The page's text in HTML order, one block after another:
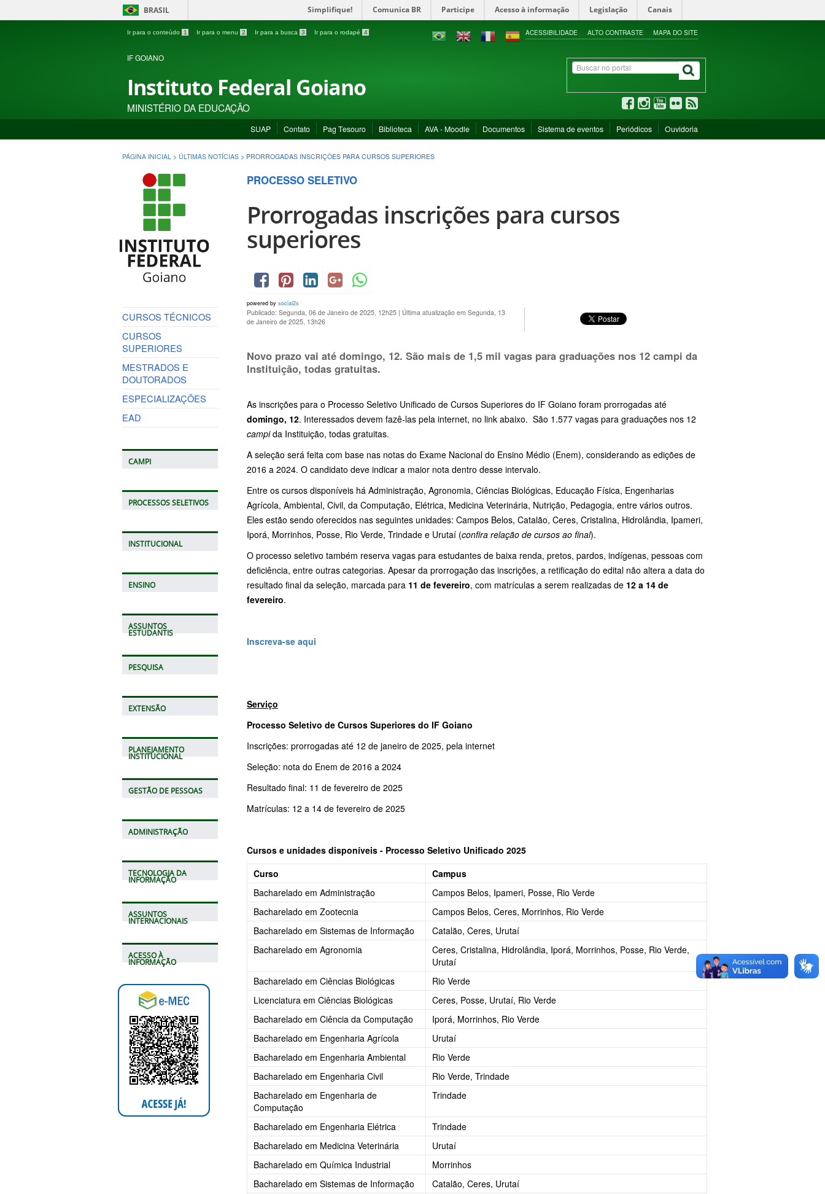
BRASIL Simplifique! Comunica BR Participe Acesso à informação Legislação Canais
Ir para o conteúdo 1 Ir para o menu 2 Ir para a busca 3 Ir para o rodapé 4 ACESSIBILIDADE ALTO CONTRASTE MAPA DO SITE
IF GOIANO
Instituto Federal Goiano
MINISTÉRIO DA EDUCAÇÃO
SUAP Contato Pag Tesouro Biblioteca AVA - Moodle Documentos Sistema de eventos Periódicos Ouvidoria
PÁGINA INICIAL > ÚLTIMAS NOTÍCIAS > PRORROGADAS INSCRIÇÕES PARA CURSOS SUPERIORES
CURSOS TÉCNICOS
CURSOS
SUPERIORES
MESTRADOS E
DOUTORADOS
ESPECIALIZAÇÕES
EAD
CAMPI
PROCESSOS SELETIVOS
INSTITUCIONAL
ENSINO
ASSUNTOS
ESTUDANTIS
PESQUISA
EXTENSÃO
PLANEJAMENTO
INSTITUCIONAL
GESTÃO DE PESSOAS
ADMINISTRAÇÃO
TECNOLOGIA DA
INFORMAÇÃO
ASSUNTOS
INTERNACIONAIS
ACESSO À
INFORMAÇÃO
PROCESSO SELETIVO
Prorrogadas inscrições para cursos
superiores
powered by social2s
Publicado: Segunda, 06 de Janeiro de 2025, 12h25 | Última atualização em Segunda, 13
de Janeiro de 2025, 13h26
Novo prazo vai até domingo, 12. São mais de 1,5 mil vagas para graduações nos 12 campi da
Instituição, todas gratuitas.
As inscrições para o Processo Seletivo Unificado de Cursos Superiores do IF Goiano foram prorrogadas até
domingo, 12. Interessados devem fazê-las pela internet, no link abaixo. São 1.577 vagas para graduações nos 12
campida Instituição, todas gratuitas.
A seleção será feita com base nas notas do Exame Nacional do Ensino Médio (Enem), considerando as edições de
2016 a 2024. O candidato deve indicar a maior nota dentro desse intervalo.
Entre os cursos disponíveis há Administração, Agronomia, Ciências Biológicas, Educação Física, Engenharias
Agrícola, Ambiental, Civil, da Computação, Elétrica, Medicina Veterinária, Nutrição, Pedagogia, entre vários outros.
Eles estão sendo oferecidos nas seguintes unidades: Campos Belos, Catalão, Ceres, Cristalina, Hidrolândia, Ipameri,
Iporá, Morrinhos, Posse, Rio Verde, Trindade e Urutaí (confira relação de cursos ao final).
O processo seletivo também reserva vagas para estudantes de baixa renda, pretos, pardos, indígenas, pessoas com
deficiência, entre outras categorias. Apesar da prorrogação das inscrições, a retificação do edital não altera a data do
resultado final da seleção, marcada para 11 de fevereiro, com matrículas a serem realizadas de 12 a 14 de
fevereiro.
Inscreva-se aqui
Serviço
Processo Seletivo de Cursos Superiores do IF Goiano
Inscrições: prorrogadas até 12 de janeiro de 2025, pela internet
Seleção: nota do Enem de 2016 a 2024
Resultado final: 11 de fevereiro de 2025
Matrículas: 12 a 14 de fevereiro de 2025
Cursos e unidades disponíveis - Processo Seletivo Unificado 2025
Curso
Campus
Bacharelado em Administração
Campos Belos, Ipameri, Posse, Rio Verde
Bacharelado em Zootecnia
Campos Belos, Ceres, Morrinhos, Rio Verde
Bacharelado em Sistemas de Informação
Catalão, Ceres, Urutaí
Bacharelado em Agronomia
Ceres, Cristalina, Hidrolândia, Iporá, Morrinhos, Posse, Rio Verde,
Urutaí
Bacharelado em Ciências Biológicas
Rio Verde
Licenciatura em Ciências Biológicas
Ceres, Posse, Urutaí, Rio Verde
Bacharelado em Ciência da Computação
Iporá, Morrinhos, Rio Verde
Bacharelado em Engenharia Agrícola
Urutaí
Bacharelado em Engenharia Ambiental
Rio Verde
Bacharelado em Engenharia Civil
Rio Verde, Trindade
Bacharelado em Engenharia de
Computação
Trindade
Bacharelado em Engenharia Elétrica
Trindade
Bacharelado em Medicina Veterinária
Urutaí
Bacharelado em Química Industrial
Morrinhos
Bacharelado em Sistemas de Informação
Catalão, Ceres, Urutaí